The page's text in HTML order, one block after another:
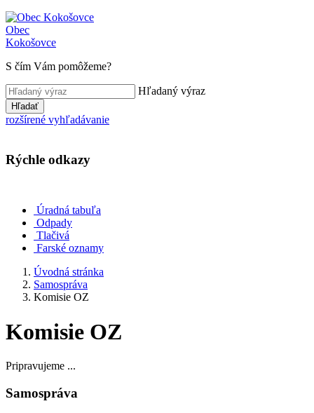
Obec
Kokošovce
S čím Vám pomôžeme?
Hľadaný výraz
Hľadať
rozšírené vyhľadávanie
Rýchle odkazy
Úradná tabuľa
Odpady
Tlačivá
Farské oznamy
Úvodná stránka
Samospráva
Komisie OZ
Komisie OZ
Pripravujeme ...
Samospráva